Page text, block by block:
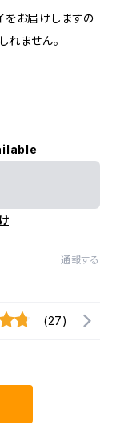
をお届けしますの
れません。
通報する
(27)